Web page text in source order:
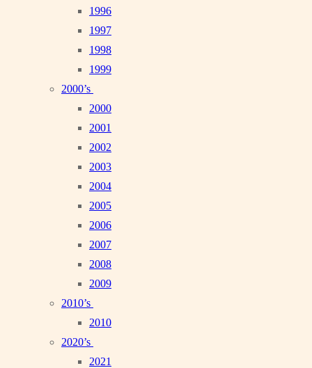
1996
1997
1998
1999
2000’s
2000
2001
2002
2003
2004
2005
2006
2007
2008
2009
2010’s
2010
2020’s
2021